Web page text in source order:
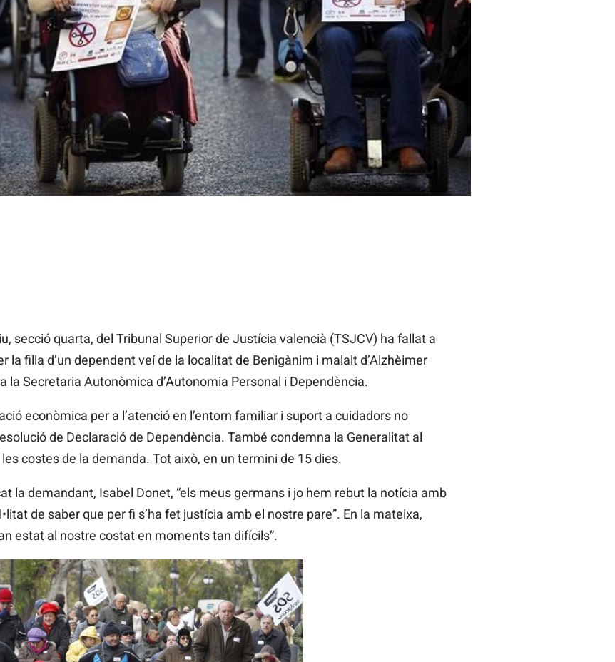
secció quarta, del Tribunal Superior de Justícia valencià (TSJCV) ha fallat a
la filla d’un dependent veí de la localitat de Benigànim i malalt d’Alzhèimer
la Secretaria Autonòmica d’Autonomia Personal i Dependència.
econòmica per a l’atenció en l’entorn familiar i suport a cuidadors no
de Declaració de Dependència. També condemna la Generalitat al
costes de la demanda. Tot això, en un termini de 15 dies.
la demandant, Isabel Donet, “els meus germans i jo hem rebut la notícia amb
de saber que per fi s’ha fet justícia amb el nostre pare”. En la mateixa,
estat al nostre costat en moments tan difícils”.